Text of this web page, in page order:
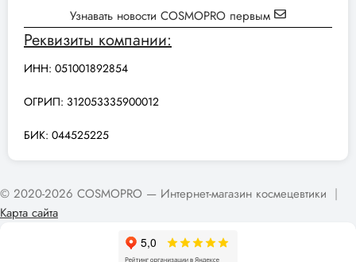
Узнавать новости COSMOPRO первым
Реквизиты компании:
ИНН: 051001892854
ОГРИП: 312053335900012
БИК: 044525225
© 2020-2026 COSMOPRO — Интернет-магазин космецевтики |
Карта сайта